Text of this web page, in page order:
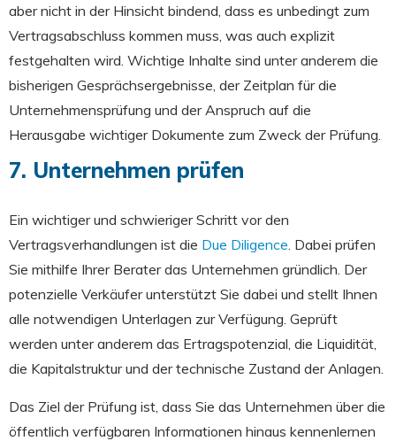
aber nicht in der Hinsicht bindend, dass es unbedingt zum
Vertragsabschluss kommen muss, was auch explizit
festgehalten wird. Wichtige Inhalte sind unter anderem die
bisherigen Gesprächsergebnisse, der Zeitplan für die
Unternehmensprüfung und der Anspruch auf die
Herausgabe wichtiger Dokumente zum Zweck der Prüfung.
7. Unternehmen prüfen
Ein wichtiger und schwieriger Schritt vor den
Vertragsverhandlungen ist die Due Diligence . Dabei prüfen
Sie mithilfe Ihrer Berater das Unternehmen gründlich. Der
potenzielle Verkäufer unterstützt Sie dabei und stellt Ihnen
alle notwendigen Unterlagen zur Verfügung. Geprüft
werden unter anderem das Ertragspotenzial, die Liquidität,
die Kapitalstruktur und der technische Zustand der Anlagen.
Das Ziel der Prüfung ist, dass Sie das Unternehmen über die
öffentlich verfügbaren Informationen hinaus kennenlernen